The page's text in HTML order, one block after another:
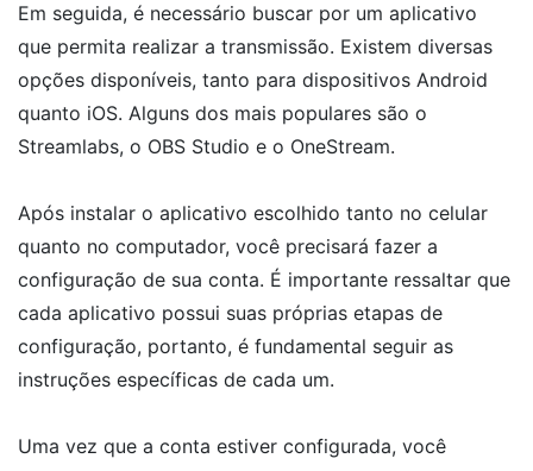
Em seguida, é necessário buscar por um aplicativo
que permita realizar a transmissão. Existem diversas
opções disponíveis, tanto para dispositivos Android
quanto iOS. Alguns dos mais populares são o
Streamlabs, o OBS Studio e o OneStream.
Após instalar o aplicativo escolhido tanto no celular
quanto no computador, você precisará fazer a
configuração de sua conta. É importante ressaltar que
cada aplicativo possui suas próprias etapas de
configuração, portanto, é fundamental seguir as
instruções específicas de cada um.
Uma vez que a conta estiver configurada, você